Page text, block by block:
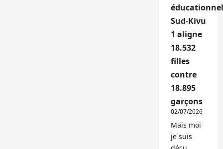
Sud-Kivu
1 aligne
18.532
filles
contre
18.895
garçons
02/07/2026
Mais moi
je suis